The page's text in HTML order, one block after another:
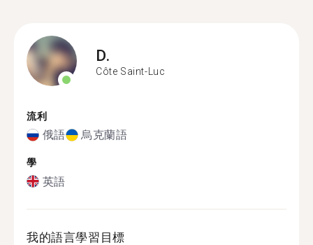
D.
Côte Saint-Luc
流利
俄語 烏克蘭語
學
英語
我的語言學習目標